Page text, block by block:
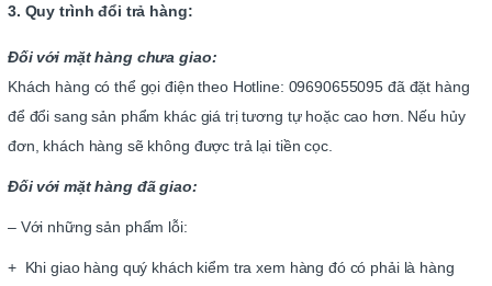
3. Quy trình đổi trả hàng:
Đối với mặt hàng chưa giao:
Khách hàng có thể gọi điện theo Hotline: 09690655095 đã đặt hàng
để đổi sang sản phẩm khác giá trị tương tự hoặc cao hơn. Nếu hủy
đơn, khách hàng sẽ không được trả lại tiền cọc.
Đối với mặt hàng đã giao:
– Với những sản phẩm lỗi:
+ Khi giao hàng quý khách kiểm tra xem hàng đó có phải là hàng